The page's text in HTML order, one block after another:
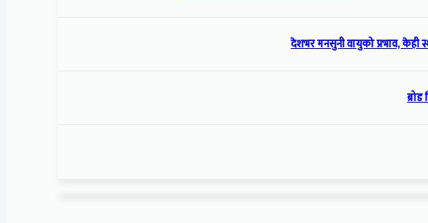
देशभर मनसुनी वायुको प्रभाव, केही